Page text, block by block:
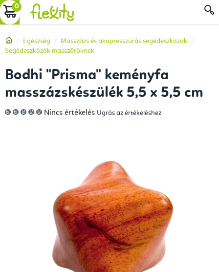
Ugrás
a
tartalomhoz
KOSÁR
Kezdőlap
Egészség
Masszázs és akupresszúrás segédeszközök
Segédeszközök masszőröknek
Bodhi "Prisma" keményfa
masszázskészülék 5,5 x 5,5 cm
A
termék
Nincs értékelés Ugrás az értékeléshez